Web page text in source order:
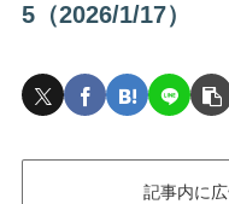
5（2026/1/17）
記事内に